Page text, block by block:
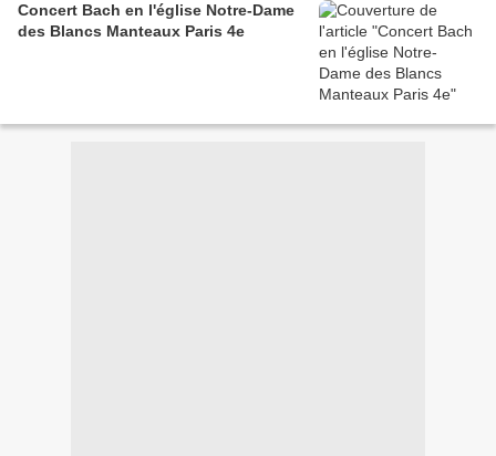
Concert Bach en l'église Notre-Dame
des Blancs Manteaux Paris 4e